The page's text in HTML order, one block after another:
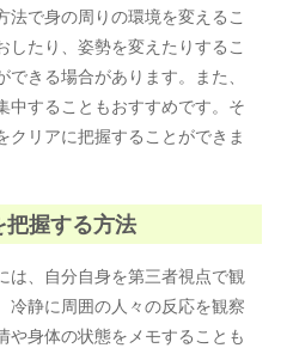
法で身の周りの環境を変えるこ
したり、姿勢を変えたりするこ
きる場合があります。また、
中することもおすすめです。そ
クリアに把握することができま
握する方法
は、自分自身を第三者視点で観
冷静に周囲の人々の反応を観察
や身体の状態をメモすることも